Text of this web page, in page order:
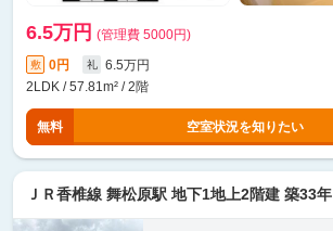
6.5万円 (管理費 5000円)
敷 0円 礼
6.5万円
2LDK / 57.81m² / 2階
無料 空室状況を知りたい
ＪＲ香椎線 舞松原駅 地下1地上2階建 築33年